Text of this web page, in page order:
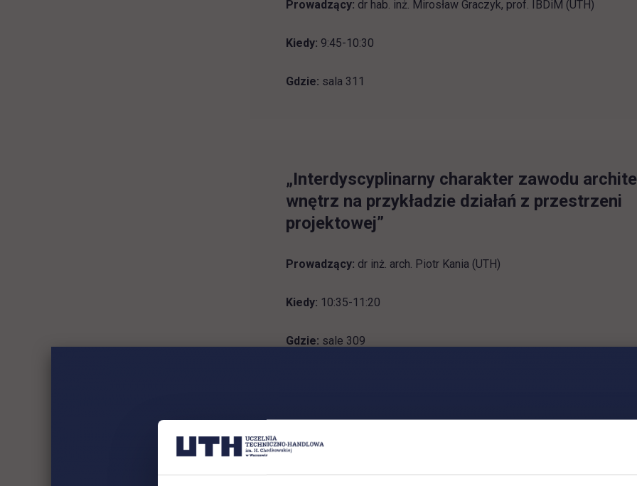
Prowadzący: dr hab. inż. Mirosław Graczyk, prof. IBDiM (UTH)
Kiedy: 9:45-10:30
Gdzie: sala 311
„Interdyscyplinarny charakter zawodu
wnętrz na przykładzie działań z przestrzeni
projektowej”
Prowadzący: dr inż. arch. Piotr Kania (UTH)
Kiedy: 10:35-11:20
Gdzie: sale 309
„Cyfrowy Plac Budowy - nowoczesne